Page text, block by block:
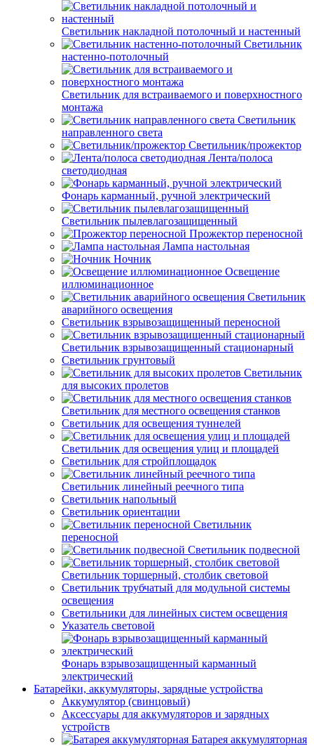
Светильник накладной потолочный и настенный
Светильник
настенно-потолочный
Светильник для встраиваемого и поверхностного
монтажа
Светильник
направленного света
Светильник/прожектор
Лента/полоса
светодиодная
Фонарь карманный, ручной электрический
Светильник пылевлагозащищенный
Прожектор переносной
Лампа настольная
Ночник
Освещение
иллюминационное
Светильник
аварийного освещения
Светильник взрывозащищенный переносной
Светильник взрывозащищенный стационарный
Светильник грунтовый
Светильник
для высоких пролетов
Светильник для местного освещения станков
Светильник для освещения туннелей
Светильник для освещения улиц и площадей
Светильник для стройплощадок
Светильник линейный реечного типа
Светильник напольный
Светильник ориентации
Светильник
переносной
Светильник подвесной
Светильник торшерный, столбик световой
Светильник трубчатый для модульной системы
освещения
Светильники для линейных систем освещения
Указатель световой
Фонарь взрывозащищенный карманный
электрический
Батарейки, аккумуляторы, зарядные устройства
Аккумулятор (свинцовый)
Аксессуары для аккумуляторов и зарядных
устройств
Батарея аккумуляторная